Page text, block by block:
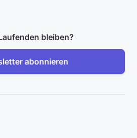
bleiben?
abonnieren